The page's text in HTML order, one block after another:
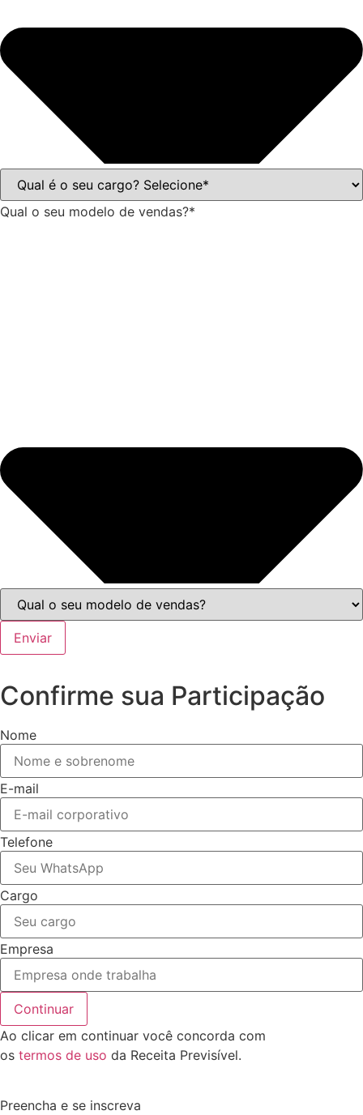
Qual o seu modelo de vendas?*
Enviar
Confirme sua Participação
Nome
E-mail
Telefone
Cargo
Empresa
Continuar
Ao clicar em continuar você concorda com
os termos de uso da Receita Previsível.
Preencha e se inscreva